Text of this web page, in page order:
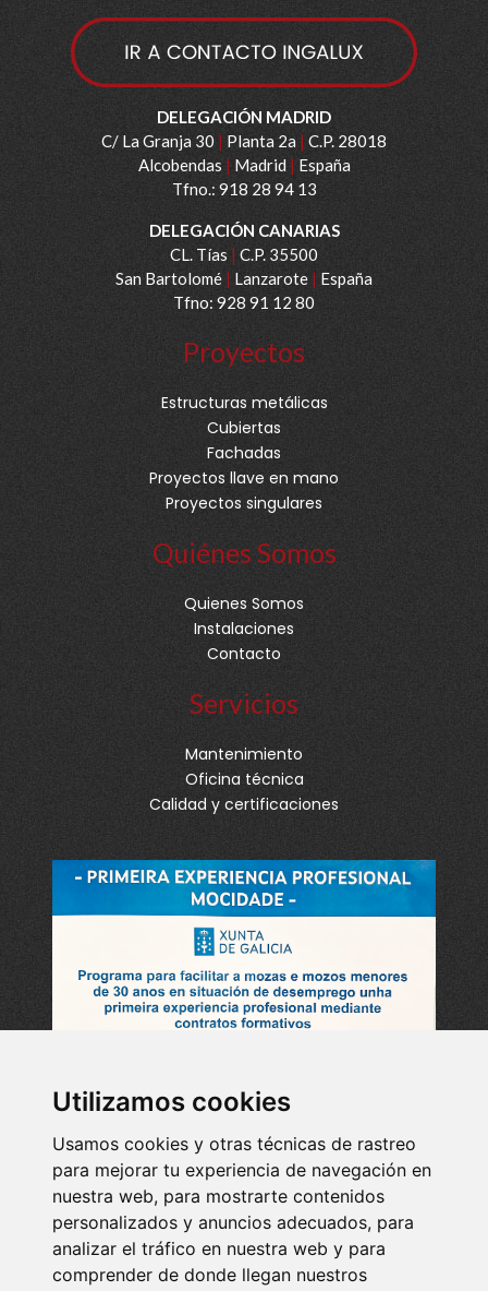
Utilizamos cookies
Usamos cookies y otras técnicas de rastreo
para mejorar tu experiencia de navegación en
nuestra web, para mostrarte contenidos
personalizados y anuncios adecuados, para
analizar el tráfico en nuestra web y para
comprender de donde llegan nuestros
DELEGACIÓN MADRID
C/ La Granja 30 | Planta 2a | C.P. 28018
Alcobendas | Madrid | España
Tfno.: 918 28 94 13
DELEGACIÓN CANARIAS
CL. Tías | C.P. 35500
San Bartolomé | Lanzarote | España
Tfno: 928 91 12 80
Proyectos
Estructuras metálicas
Cubiertas
Fachadas
Proyectos llave en mano
Proyectos singulares
Quiénes Somos
Quienes Somos
Instalaciones
Contacto
Servicios
Mantenimiento
Oficina técnica
Calidad y certificaciones